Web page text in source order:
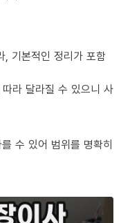
, 기본적인 정리가 포함
라 달라질 수 있으니 사
수 있어 범위를 명확히